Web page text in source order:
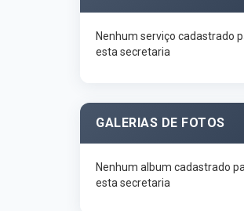
Nenhum serviço cadastrado
esta secretaria
GALERIAS DE FOTOS
Nenhum album cadastrado
esta secretaria